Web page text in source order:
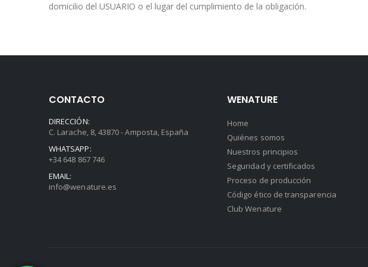
domicilio del USUARIO o el lugar del cumplimiento de la obligación.
CONTACTO
DIRECCIÓN:
C. Larache, 8, 43870 - Amposta, España
WHATSAPP:
+34 648 867 746
EMAIL:
info@wenature.es
WENATURE
Home
Quiénes somos
Nuestros principios
Seguridad y certificados
Proceso de producción
Código ético de transparencia
Club Wenature